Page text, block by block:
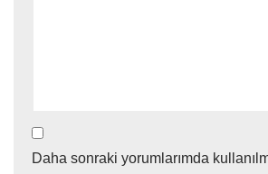
Daha sonraki yorumlarımda